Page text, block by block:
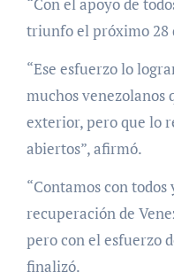
triunfo el próximo 28
“Ese esfuerzo lo
muchos venezolanos
exterior, pero que lo
abiertos”, afirmó.
“Contamos con
recuperación de
pero con el esfuerzo
finalizó.